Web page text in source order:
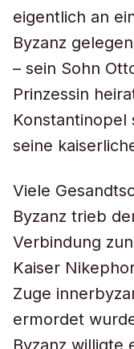
eigentlich an
Byzanz
– sein Sohn
Prinzessin
Konstantinopel
seine
Viele
Byzanz trieb
Verbindung
Kaiser
Zuge
ermordet
Byzanz willigte